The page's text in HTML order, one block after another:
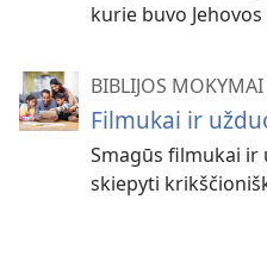
kurie buvo
BIBLIJOS MOKYMAI
Filmukai ir
Smagūs filmukai ir
skiepyti